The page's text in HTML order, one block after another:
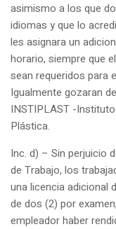
asimismo a los que
idiomas y que lo
les asignara un
horario, siempre que
sean requeridos para
Igualmente gozaran
INSTIPLAST -
Plástica.
Inc. d) – Sin perjuicio
de Trabajo, los
una licencia adicional
de dos (2) por
empleador haber